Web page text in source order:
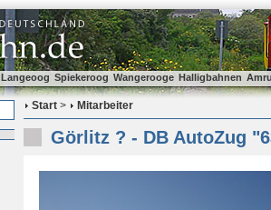
Langeoog Spiekeroog Wangerooge Halligbahnen
Start > Mitarbeiter
Görlitz ? - DB AutoZug